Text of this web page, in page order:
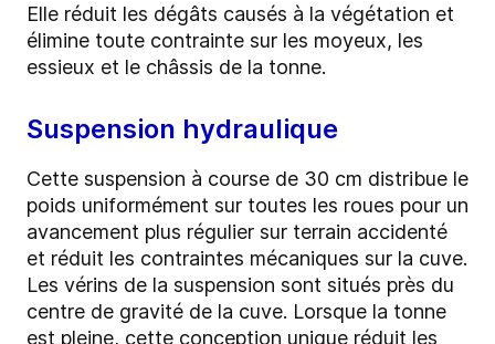
Elle réduit les dégâts causés à la végétation et
élimine toute contrainte sur les moyeux, les
essieux et le châssis de la tonne.
Suspension hydraulique
Cette suspension à course de 30 cm distribue le
poids uniformément sur toutes les roues pour un
avancement plus régulier sur terrain accidenté
et réduit les contraintes mécaniques sur la cuve.
Les vérins de la suspension sont situés près du
centre de gravité de la cuve. Lorsque la tonne
est pleine, cette conception unique réduit les